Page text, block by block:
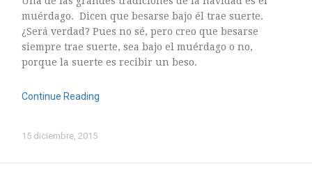
noviembre 2015
octubre 2015
septiembre 2015
agosto 2015
junio 2015
julio 2014
muérdago. Dicen que besarse bajo él trae suerte.
¿Será verdad? Pues no sé, pero creo que besarse
siempre trae suerte, sea bajo el muérdago o no,
porque la suerte es recibir un beso.
Continue Reading
15 diciembre, 2015